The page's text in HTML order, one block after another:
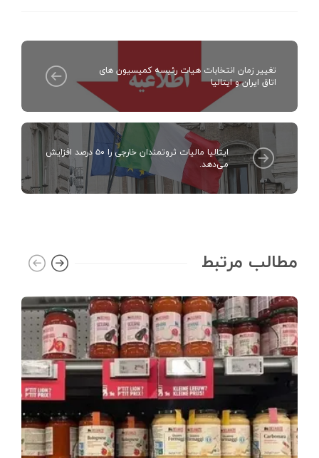
تغییر زمان انتخابات هیات رئیسه کمیسیون های
اتاق ایران و ایتالیا
ایتالیا مالیات ثروتمندان خارجی را ۵۰ درصد افزایش
می‌دهد.
مطالب مرتبط